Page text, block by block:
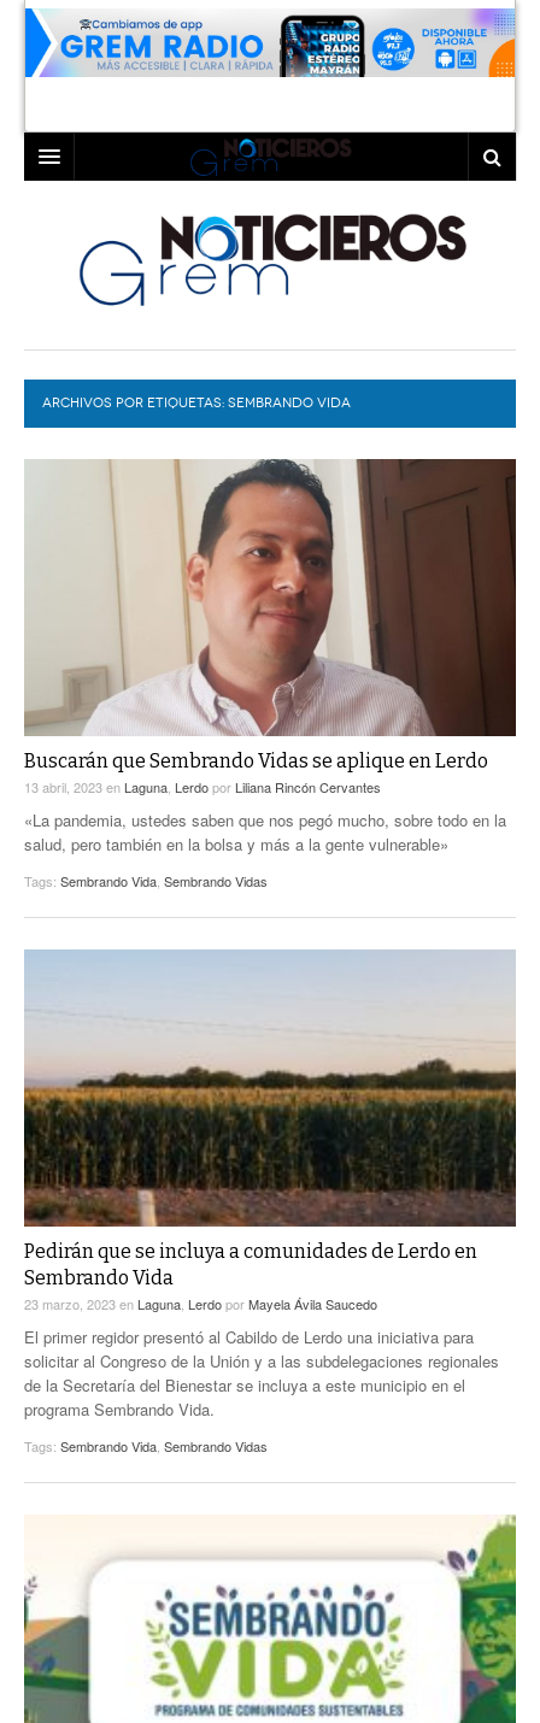
LAGUNA
TORREÓN
GÓMEZ PALACIO
LERDO
COAHUILA
DURANGO
DEPORTES
EXA INFORMA
TRAYECTO LAGUNA
A MEDIA MAÑANA
A TODA LEY
DIÁLOGOS CON LA HISTORIA
TWEETS AND BEATS
LA MEJOR 97.1 ESTÉREO GALLITO
ACTUALIDADES GREM
LA MEJOR INFORMACIÓN
COLABORADORES
ACTUALIDADES GREM
ARCHIVOS POR ETIQUETAS: SEMBRANDO VIDA
Buscarán que Sembrando Vidas se aplique en Lerdo
13 abril, 2023en Laguna Lerdopor Liliana Rincón Cervantes
«La pandemia, ustedes saben que nos pegó mucho, sobre todo en la
salud, pero también en la bolsa y más a la gente vulnerable»
Tags: Sembrando Vida Sembrando Vidas
Pedirán que se incluya a comunidades de Lerdo en
Sembrando Vida
23 marzo, 2023en Laguna LerdoporMayela Ávila Saucedo
El primer regidor presentó al Cabildo de Lerdo una iniciativa para
solicitar al Congreso de la Unión y a las subdelegaciones regionales
de la Secretaría del Bienestar se incluya a este municipio en el
programa Sembrando Vida.
Tags: Sembrando Vida Sembrando Vidas